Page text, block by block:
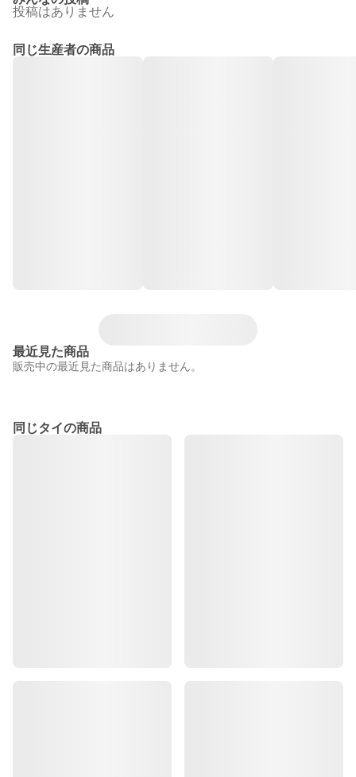
投稿はありません
同じ生産者の商品
最近見た商品
販売中の最近見た商品はありません。
同じタイの商品